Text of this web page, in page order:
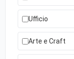
Ufficio
Arte e Craft